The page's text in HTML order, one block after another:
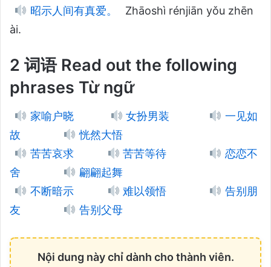
昭示人间有真爱。
Zhāoshì rénjiān yǒu zhēn
ài.
2 词语 Read out the following
phrases Từ ngữ
家喻户晓 女扮男装
一见如
故
恍然大悟
苦苦哀求
苦苦等待
恋恋不
舍
翩翩起舞
不断暗示
难以领悟
告别朋
友
告别父母
Nội dung này chỉ dành cho thành viên.